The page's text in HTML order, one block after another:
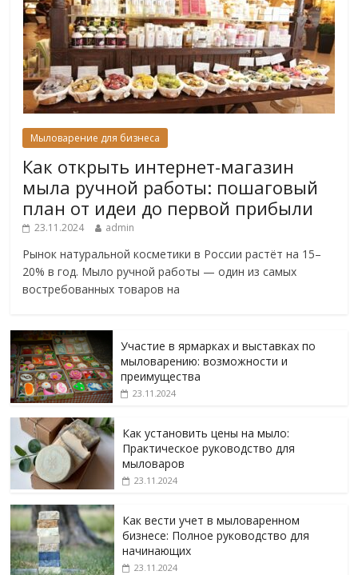
Мыловарение для бизнеса
Как открыть интернет-магазин
мыла ручной работы: пошаговый
план от идеи до первой прибыли
23.11.2024 admin
Рынок натуральной косметики в России растёт на 15–
20% в год. Мыло ручной работы — один из самых
востребованных товаров на
Участие в ярмарках и выставках по
мыловарению: возможности и
преимущества
23.11.2024
Как установить цены на мыло:
Практическое руководство для
мыловаров
23.11.2024
Как вести учет в мыловаренном
бизнесе: Полное руководство для
начинающих
23.11.2024